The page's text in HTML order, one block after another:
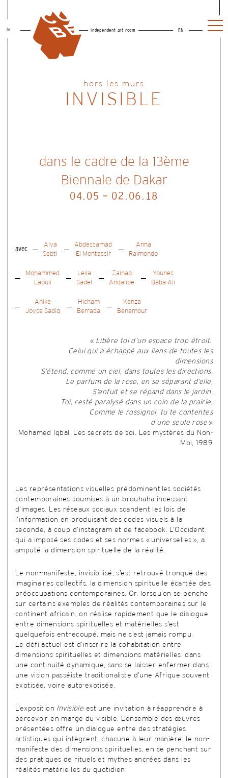
le independent art room EN
dans le cadre de la 13ème
Biennale de Dakar
04.05 - 02.06.18
avec
Alya
Sebti
Abdessamad
El Montassir
Anna
Raimondo
Mohammed
Laouli
Leila
Sadel
Zainab
Andalibe
Younes
Baba-Ali
Anike
Joyce Sadiq
Hicham
Berrada
Kenza
Benamour
« Libère toi d’un espace trop étroit.
Celui qui a échappé aux liens de toutes les
dimensions
S’étend, comme un ciel, dans toutes les directions.
Le parfum de la rose, en se séparant d’elle,
S’enfuit et se répand dans le jardin.
Toi, resté paralysé dans un coin de la prairie,
Comme le rossignol, tu te contentes
d’une seule rose »
Mohamed Iqbal, Les secrets de soi. Les mystères du Non-
Moi, 1989
Les représentations visuelles prédominent les sociétés
contemporaines soumises à un brouhaha incessant
d’images. Les réseaux sociaux scandent les lois de
l’information en produisant des codes visuels à la
seconde, à coup d’instagram et de facebook. L’Occident,
qui a imposé ses codes et ses normes « universelles », a
amputé la dimension spirituelle de la réalité.
Le non-manifeste, invisibilisé, s’est retrouvé tronqué des
imaginaires collectifs, la dimension spirituelle écartée des
préoccupations contemporaines. Or, lorsqu’on se penche
sur certains exemples de réalités contemporaines sur le
continent africain, on réalise rapidement que le dialogue
entre dimensions spirituelles et matérielles s’est
quelquefois entrecoupé, mais ne s’est jamais rompu.
Le défi actuel est d’inscrire la cohabitation entre
dimensions spirituelles et dimensions matérielles, dans
une continuité dynamique, sans se laisser enfermer dans
une vision passéiste traditionaliste d’une Afrique souvent
exotisée, voire auto-exotisée.
L’exposition Invisible est une invitation à réapprendre à
percevoir en marge du visible. L’ensemble des œuvres
présentées offre un dialogue entre des stratégies
artistiques qui intègrent, chacune à leur manière, le non-
manifeste des dimensions spirituelles, en se penchant sur
des pratiques de rituels et mythes ancrées dans les
réalités matérielles du quotidien.
hors les murs
INVISIBLE